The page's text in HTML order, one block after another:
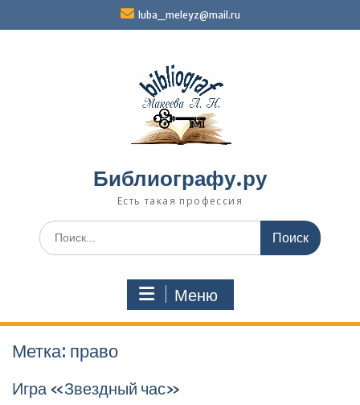
luba_meleyz@mail.ru
Библиографу.ру
Есть такая профессия
Поиск
по:
Меню
Метка: право
Игра «Звездный час»